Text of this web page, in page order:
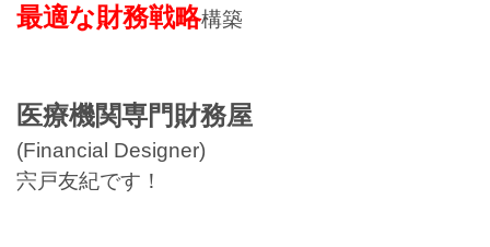
最適な財務戦略構築
医療機関専門財務屋
(Financial Designer)
宍戸友紀です！